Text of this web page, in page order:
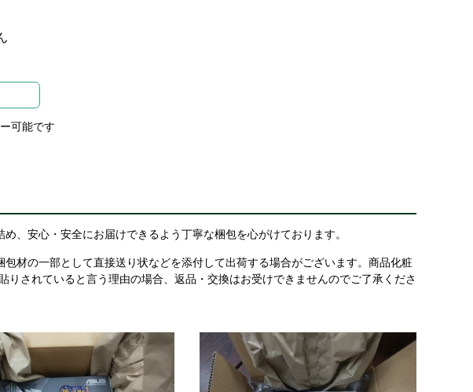
可能です
、安心・安全にお届けできるよう丁寧な梱包を心がけております。
材の一部として直接送り状などを添付して出荷する場合がございます。商品化粧
されていると言う理由の場合、返品・交換はお受けできませんのでご了承くださ